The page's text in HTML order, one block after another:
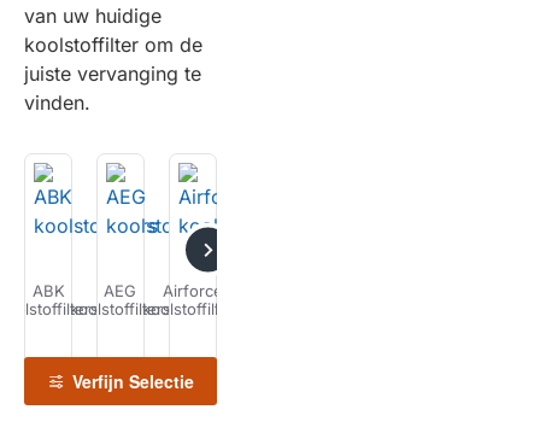
van uw huidige
koolstoffilter om de
juiste vervanging te
vinden.
ABK
AEG
koolstoffilters
Airforce
koolstoffilterskoolstoffilters
Verfijn Selectie